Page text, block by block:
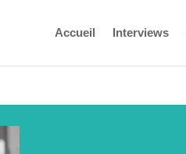
Accueil Interviews